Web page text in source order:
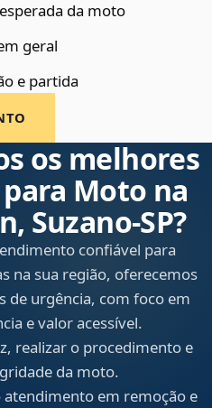
da moto
geral
e partida
os melhores
Moto na
Suzano‑SP?
confiável para
na sua região, oferecemos
de urgência, com foco em
e valor acessível.
realizar o procedimento e
da moto.
em remoção e